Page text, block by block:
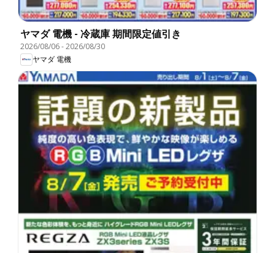
ヤマダ 電機 - 冷蔵庫 期間限定値引き
2026/08/06-2026/08/30
ヤマダ 電機